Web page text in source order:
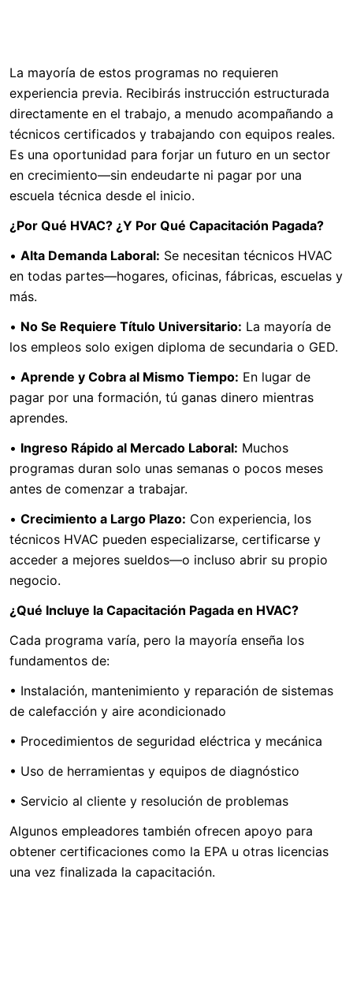
La mayoría de estos programas no requieren
experiencia previa. Recibirás instrucción estructurada
directamente en el trabajo, a menudo acompañando a
técnicos certificados y trabajando con equipos reales.
Es una oportunidad para forjar un futuro en un sector
en crecimiento—sin endeudarte ni pagar por una
escuela técnica desde el inicio.
¿Por Qué HVAC? ¿Y Por Qué Capacitación Pagada?
• Alta Demanda Laboral: Se necesitan técnicos HVAC
en todas partes—hogares, oficinas, fábricas, escuelas y
más.
• No Se Requiere Título Universitario: La mayoría de
los empleos solo exigen diploma de secundaria o GED.
• Aprende y Cobra al Mismo Tiempo: En lugar de
pagar por una formación, tú ganas dinero mientras
aprendes.
• Ingreso Rápido al Mercado Laboral: Muchos
programas duran solo unas semanas o pocos meses
antes de comenzar a trabajar.
• Crecimiento a Largo Plazo: Con experiencia, los
técnicos HVAC pueden especializarse, certificarse y
acceder a mejores sueldos—o incluso abrir su propio
negocio.
¿Qué Incluye la Capacitación Pagada en HVAC?
Cada programa varía, pero la mayoría enseña los
fundamentos de:
• Instalación, mantenimiento y reparación de sistemas
de calefacción y aire acondicionado
• Procedimientos de seguridad eléctrica y mecánica
• Uso de herramientas y equipos de diagnóstico
• Servicio al cliente y resolución de problemas
Algunos empleadores también ofrecen apoyo para
obtener certificaciones como la EPA u otras licencias
una vez finalizada la capacitación.